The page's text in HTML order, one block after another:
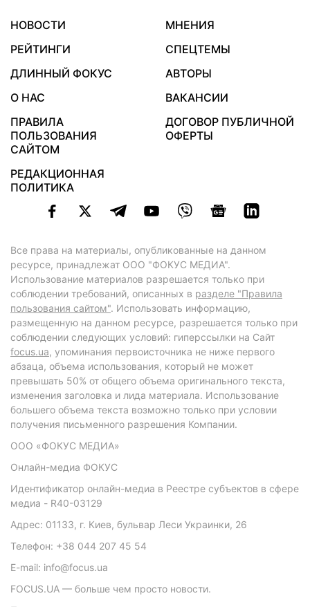
НОВОСТИ
МНЕНИЯ
РЕЙТИНГИ
СПЕЦТЕМЫ
ДЛИННЫЙ ФОКУС
АВТОРЫ
О НАС
ВАКАНСИИ
ПРАВИЛА
ПОЛЬЗОВАНИЯ
САЙТОМ
ДОГОВОР ПУБЛИЧНОЙ
ОФЕРТЫ
РЕДАКЦИОННАЯ
ПОЛИТИКА
Все права на материалы, опубликованные на данном
ресурсе, принадлежат ООО "ФОКУС МЕДИА".
Использование материалов разрешается только при
соблюдении требований, описанных в разделе "Правила
пользования сайтом". Использовать информацию,
размещенную на данном ресурсе, разрешается только при
соблюдении следующих условий: гиперссылки на Сайт
focus.ua, упоминания первоисточника не ниже первого
абзаца, объема использования, который не может
превышать 50% от общего объема оригинального текста,
изменения заголовка и лида материала. Использование
большего объема текста возможно только при условии
получения письменного разрешения Компании.
ООО «ФОКУС МЕДИА»
Онлайн-медиа ФОКУС
Идентификатор онлайн-медиа в Реестре субъектов в сфере
медиа - R40-03129
Адрес: 01133, г. Киев, бульвар Леси Украинки, 26
Телефон: +38 044 207 45 54
E-mail: info@focus.ua
FOCUS.UA — больше чем просто новости.